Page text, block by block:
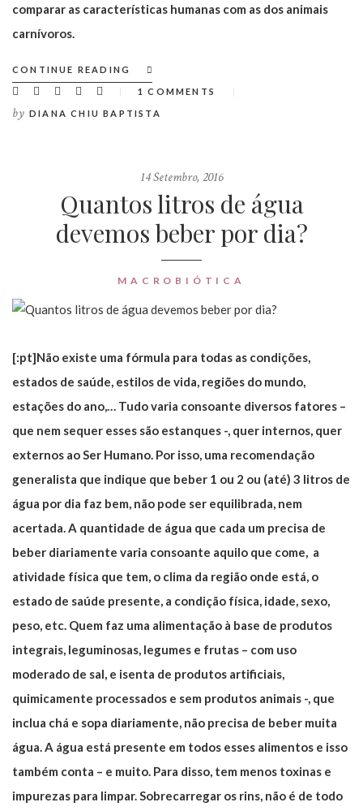
comparar as características humanas com as dos animais
carnívoros.
CONTINUE READING
1 COMMENTS
by DIANA CHIU BAPTISTA
14 Setembro, 2016
Quantos litros de água
devemos beber por dia?
MACROBIÓTICA
[:pt]Não existe uma fórmula para todas as condições,
estados de saúde, estilos de vida, regiões do mundo,
estações do ano,… Tudo varia consoante diversos fatores –
que nem sequer esses são estanques -, quer internos, quer
externos ao Ser Humano. Por isso, uma recomendação
generalista que indique que beber 1 ou 2 ou (até) 3 litros de
água por dia faz bem, não pode ser equilibrada, nem
acertada. A quantidade de água que cada um precisa de
beber diariamente varia consoante aquilo que come, a
atividade física que tem, o clima da região onde está, o
estado de saúde presente, a condição física, idade, sexo,
peso, etc. Quem faz uma alimentação à base de produtos
integrais, leguminosas, legumes e frutas – com uso
moderado de sal, e isenta de produtos artificiais,
quimicamente processados e sem produtos animais -, que
inclua chá e sopa diariamente, não precisa de beber muita
água. A água está presente em todos esses alimentos e isso
também conta – e muito. Para disso, tem menos toxinas e
impurezas para limpar. Sobrecarregar os rins, não é de todo